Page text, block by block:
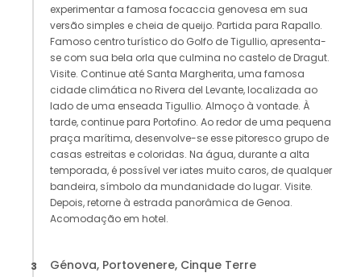
experimentar a famosa focaccia genovesa em sua
versão simples e cheia de queijo. Partida para Rapallo.
Famoso centro turístico do Golfo de Tigullio, apresenta-
se com sua bela orla que culmina no castelo de Dragut.
Visite. Continue até Santa Margherita, uma famosa
cidade climática no Rivera del Levante, localizada ao
lado de uma enseada Tigullio. Almoço à vontade. À
tarde, continue para Portofino. Ao redor de uma pequena
praça marítima, desenvolve-se esse pitoresco grupo de
casas estreitas e coloridas. Na água, durante a alta
temporada, é possível ver iates muito caros, de qualquer
bandeira, símbolo da mundanidade do lugar. Visite.
Depois, retorne à estrada panorâmica de Genoa.
Acomodação em hotel.
3 Génova, Portovenere, Cinque Terre